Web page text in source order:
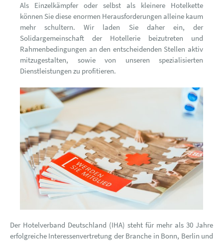
Als Einzelkämpfer oder selbst als kleinere Hotelkette
können Sie diese enormen Herausforderungen alleine kaum
mehr schultern. Wir laden Sie daher ein, der
Solidargemeinschaft der Hotellerie beizutreten und
Rahmenbedingungen an den entscheidenden Stellen aktiv
mitzugestalten, sowie von unseren spezialisierten
Dienstleistungen zu profitieren.
Der Hotelverband Deutschland (IHA) steht für mehr als 30 Jahre
erfolgreiche Interessenvertretung der Branche in Bonn, Berlin und